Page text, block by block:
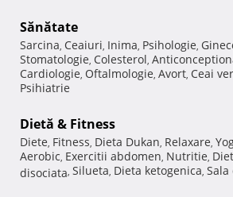
Sănătate
Sarcina, Ceaiuri, Inima, Psihologie,
Stomatologie, Colesterol,
Cardiologie, Oftalmologie, Avort, Ceai
Psihiatrie
Dietă & Fitness
Diete, Fitness, Dieta Dukan, Relaxare,
Aerobic, Exercitii abdomen, Nutritie,
disociata, Silueta, Dieta ketogenica, Sala